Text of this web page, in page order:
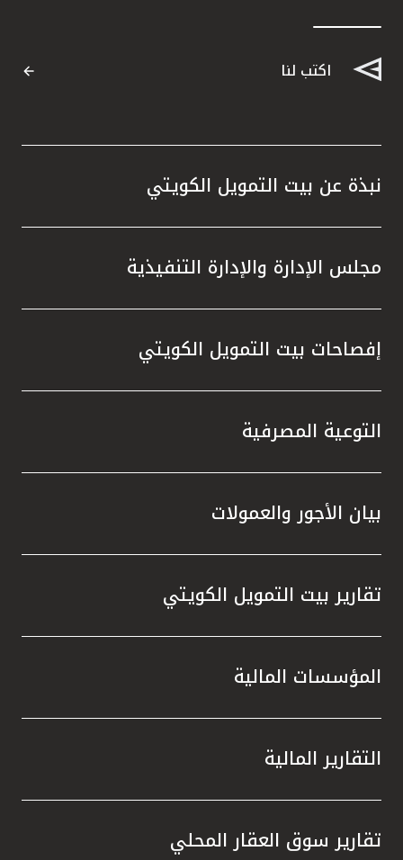
اكتب لنا
نبذة عن بيت التمويل الكويتي
مجلس الإدارة والإدارة التنفيذية
إفصاحات بيت التمويل الكويتي
التوعية المصرفية
بيان الأجور والعمولات
تقارير بيت التمويل الكويتي
المؤسسات المالية
التقارير المالية
تقارير سوق العقار المحلي